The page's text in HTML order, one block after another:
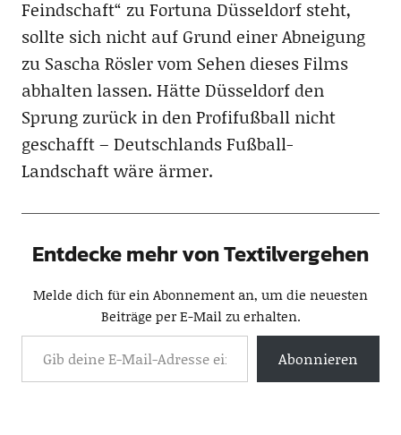
Feindschaft“ zu Fortuna Düsseldorf steht,
sollte sich nicht auf Grund einer Abneigung
zu Sascha Rösler vom Sehen dieses Films
abhalten lassen. Hätte Düsseldorf den
Sprung zurück in den Profifußball nicht
geschafft – Deutschlands Fußball-
Landschaft wäre ärmer.
Entdecke mehr von Textilvergehen
Melde dich für ein Abonnement an, um die neuesten
Beiträge per E-Mail zu erhalten.
Abonnieren